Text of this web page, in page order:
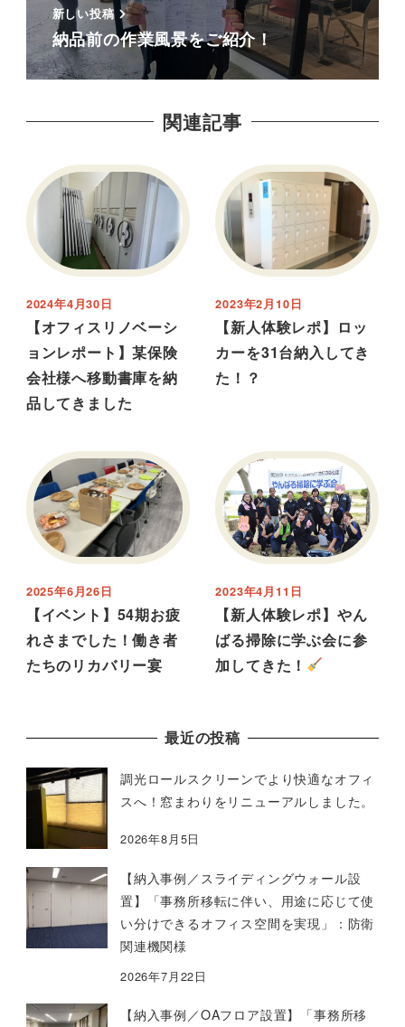
新しい投稿
納品前の作業風景をご紹介！
関連記事
【オフィスリノベーシ
ョンレポート】某保険
会社様へ移動書庫を納
品してきました
2024年4月30日
【新人体験レポ】ロッ
カーを31台納入してき
た！？
2023年2月10日
【イベント】54期お疲
れさまでした！働き者
たちのリカバリー宴
2025年6月26日
【新人体験レポ】やん
ばる掃除に学ぶ会に参
加してきた！
2023年4月11日
最近の投稿
調光ロールスクリーンでより快適なオフィ
スへ！窓まわりをリニューアルしました。
2026年8月5日
【納入事例／スライディングウォール設
置】「事務所移転に伴い、用途に応じて使
い分けできるオフィス空間を実現」：防衛
関連機関様
2026年7月22日
【納入事例／OAフロア設置】「事務所移